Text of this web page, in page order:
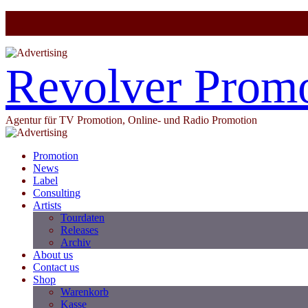
Revolver
Agentur für TV Promotion, Online- und Radio Promotion
Promotion
News
Label
Consulting
Artists
Tourdaten
Releases
Archiv
About us
Contact us
Shop
Warenkorb
Kasse